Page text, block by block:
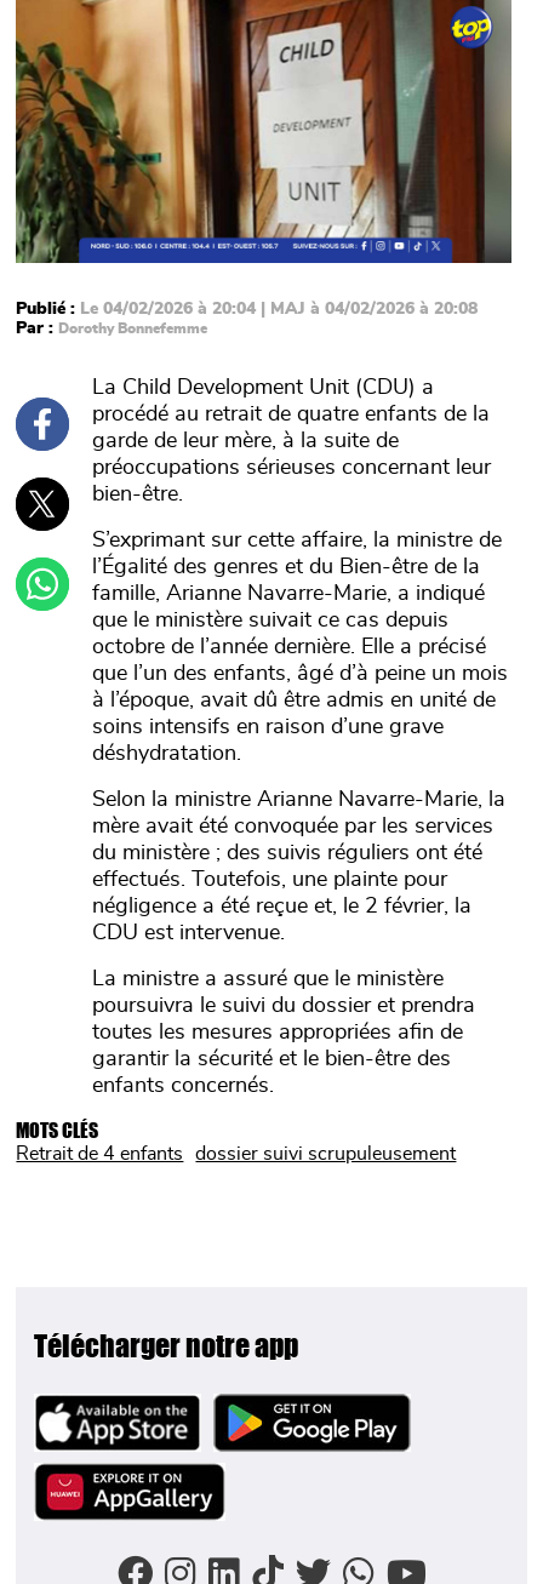
Publié : Le 04/02/2026 à 20:04 | MAJ à 04/02/2026 à 20:08
Par : Dorothy Bonnefemme
La Child Development Unit (CDU) a
procédé au retrait de quatre enfants de la
garde de leur mère, à la suite de
préoccupations sérieuses concernant leur
bien-être.
S’exprimant sur cette affaire, la ministre de
l’Égalité des genres et du Bien-être de la
famille, Arianne Navarre-Marie, a indiqué
que le ministère suivait ce cas depuis
octobre de l’année dernière. Elle a précisé
que l’un des enfants, âgé d’à peine un mois
à l’époque, avait dû être admis en unité de
soins intensifs en raison d’une grave
déshydratation.
Selon la ministre Arianne Navarre-Marie, la
mère avait été convoquée par les services
du ministère ; des suivis réguliers ont été
effectués. Toutefois, une plainte pour
négligence a été reçue et, le 2 février, la
CDU est intervenue.
La ministre a assuré que le ministère
poursuivra le suivi du dossier et prendra
toutes les mesures appropriées afin de
garantir la sécurité et le bien-être des
enfants concernés.
MOTS CLÉS
Retrait de 4 enfants dossier suivi scrupuleusement
Télécharger notre app
Image Image
Image